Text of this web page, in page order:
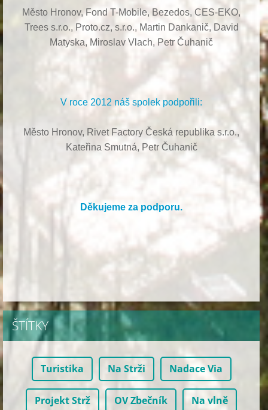
Město Hronov, Fond T-Mobile, Bezedos, CES-EKO,
Trees s.r.o., Proto.cz, s.r.o., Martin Dankanič, David
Matyska, Miroslav Vlach, Petr Čuhanič
V roce 2012 náš spolek podpořili:
Město Hronov, Rivet Factory Česká republika s.r.o.,
Kateřina Smutná, Petr Čuhanič
Děkujeme za podporu.
ŠTÍTKY
Turistika Na Strži Nadace Via
Projekt Strž OV Zbečník Na vlně